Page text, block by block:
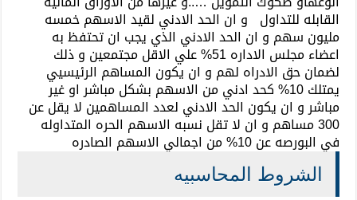
القابله للتداول و ان الحد الادني لقيد الاسهم خمسه
مليون سهم و ان الحد الادني الذي يجب ان تحتفظ به
اعضاء مجلس الاداره 51% علي الاقل مجتمعين و ذلك
لضمان حق الادراه لهم و ان يكون المساهم الرئيسيي
يمتلك 10% كحد ادني من الاسهم بشكل مباشر او غير
مباشر و ان يكون الحد الادني لعدد المساهمين لا يقل عن
300 مساهم و ان لا تقل نسبه الاسهم الحره المتداوله
في البورصه عن 10% من اجمالي الاسهم الصادره
الشروط المحاسبيه